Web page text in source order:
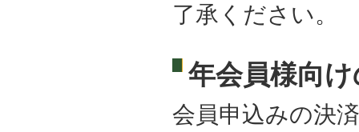
了承ください。
年会員様向
会員申込みの決